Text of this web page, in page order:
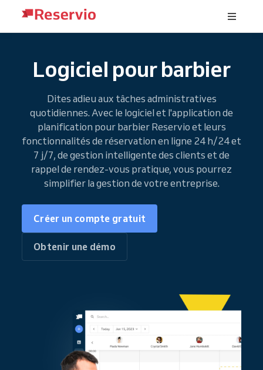
Logiciel pour barbier
Dites adieu aux tâches administratives
quotidiennes. Avec le logiciel et l'application de
planification pour barbier Reservio et leurs
fonctionnalités de réservation en ligne 24 h/24 et
7 j/7, de gestion intelligente des clients et de
rappel de rendez-vous pratique, vous pourrez
simplifier la gestion de votre entreprise.
Créer un compte gratuit
Obtenir une démo